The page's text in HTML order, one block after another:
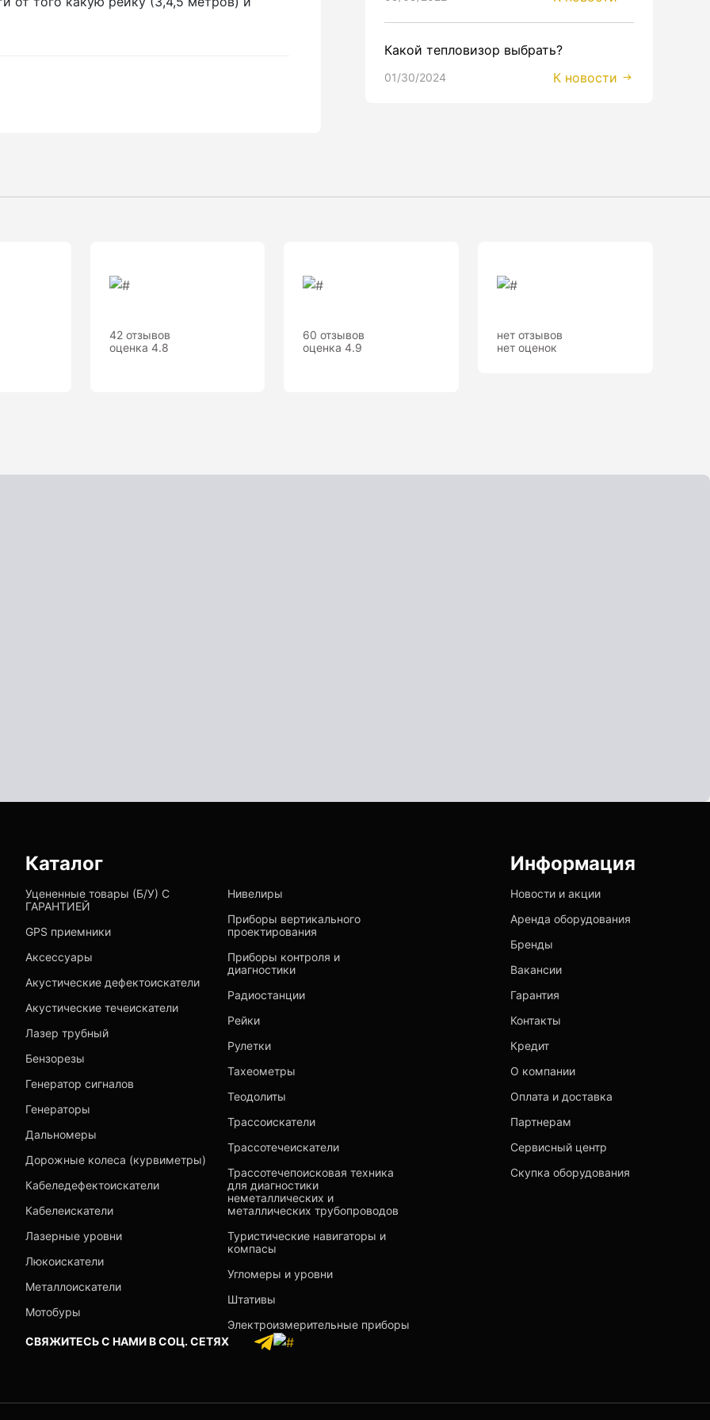
Какой тепловизор выбрать?
01/30/2024 К новости
42 отзывов
оценка 4.8
60 отзывов
оценка 4.9
нет отзывов
нет оценок
Каталог
Уцененные товары (Б/У) С
ГАРАНТИЕЙ
GPS приемники
Аксессуары
Акустические дефектоискатели
Акустические течеискатели
Лазер трубный
Бензорезы
Генератор сигналов
Генераторы
Дальномеры
Дорожные колеса (курвиметры)
Кабеледефектоискатели
Кабелеискатели
Лазерные уровни
Люкоискатели
Металлоискатели
Мотобуры
Нивелиры
Приборы вертикального
проектирования
Приборы контроля и
диагностики
Радиостанции
Рейки
Рулетки
Тахеометры
Теодолиты
Трассоискатели
Трассотечеискатели
Трассотечепоисковая техника
для диагностики
неметаллических и
металлических трубопроводов
Туристические навигаторы и
компасы
Угломеры и уровни
Штативы
Электроизмерительные приборы
Информация
Новости и акции
Аренда оборудования
Бренды
Вакансии
Гарантия
Контакты
Кредит
О компании
Оплата и доставка
Партнерам
Сервисный центр
Скупка оборудования
СВЯЖИТЕСЬ С НАМИ В СОЦ. СЕТЯХ